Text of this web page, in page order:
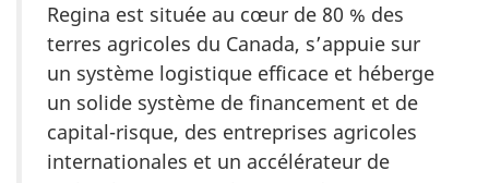
Regina est située au cœur de 80 % des
terres agricoles du Canada, s’appuie sur
un système logistique efficace et héberge
un solide système de financement et de
capital-risque, des entreprises agricoles
internationales et un accélérateur de